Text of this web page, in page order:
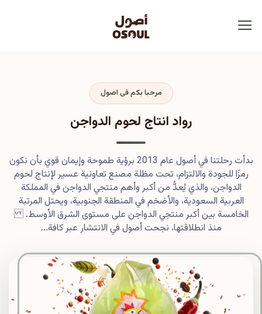
مرحبا بكم فى اصول
رواد انتاج لحوم الدواجن
بدأت رحلتنا في أصول عام 2013 برؤية طموحة وإيمان قوي بأن نكون
رمزًا للجودة والالتزام، تحت مظلة مصنع تعاونية عسير لإنتاج لحوم
الدواجن، والذي يُعدُّ من أكبر وأهم منتجي الدواجن في المملكة
العربية السعودية، والأضخم في المنطقة الجنوبية، ويحتل المرتبة
الخامسة بين أكبر منتجي الدواجن على مستوى الشرق الأوسط.
منذ انطلاقتها، نجحت أصول في الانتشار عبر كافة...